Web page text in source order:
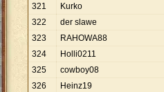
321
Kurko
322
der slawe
323
RAHOWA88
324
Holli0211
325
cowboy08
326
Heinz19